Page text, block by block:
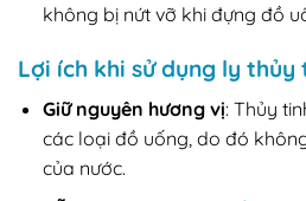
không bị nứt vỡ khi đựng đồ
Lợi ích khi sử dụng ly
Giữ nguyên hương vị: Thủy
các loại đồ uống, do đó
của nước.